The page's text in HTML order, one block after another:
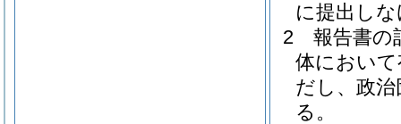
に提出し
2
報告書の
体におい
だし、政
る。